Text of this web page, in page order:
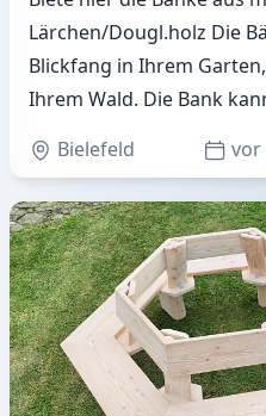
Lärchen/Dougl.holz Die
Blickfang in Ihrem
Ihrem Wald. Die Bank
Bielefeld
vor